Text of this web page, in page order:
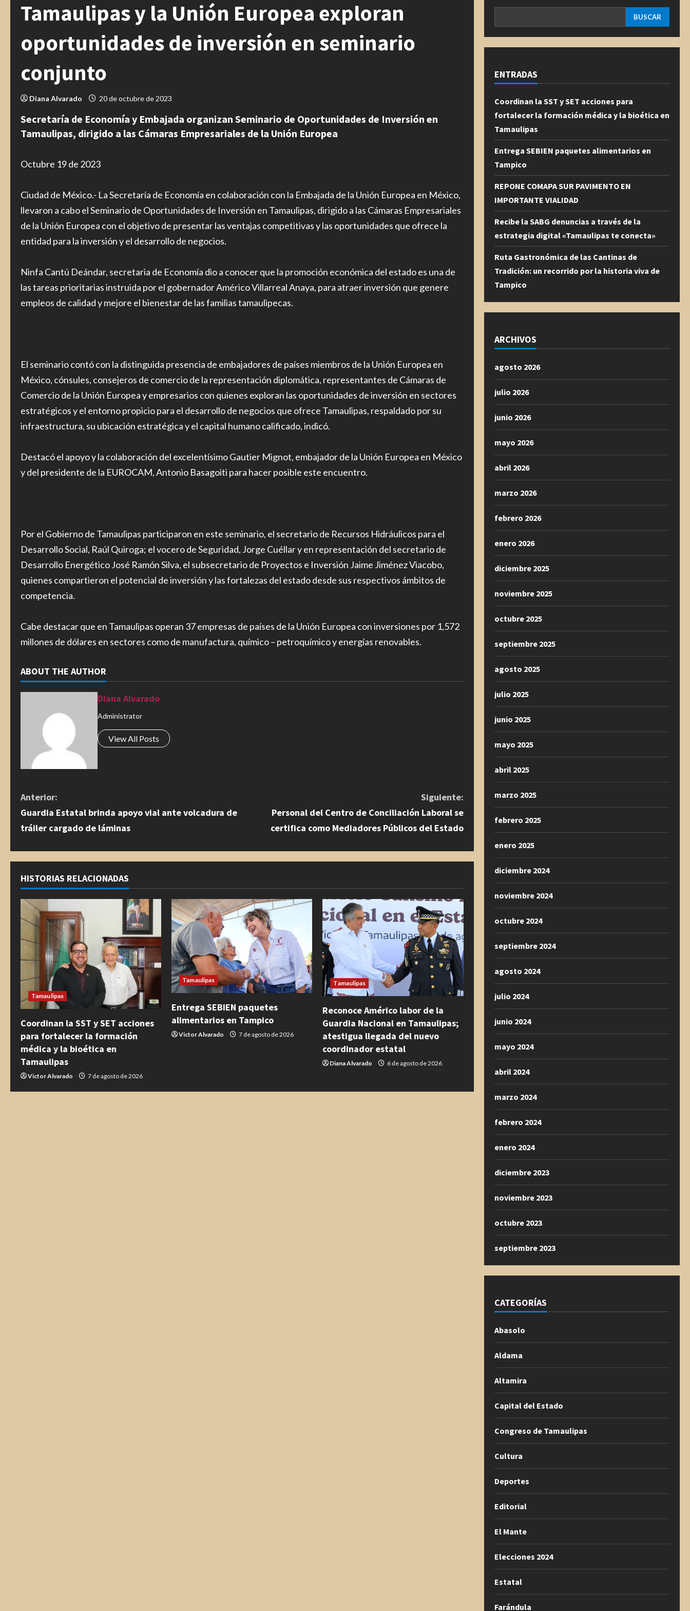
Tamaulipas y la Unión Europea exploran
oportunidades de inversión en seminario
conjunto
Diana Alvarado 20 de octubre de 2023
Secretaría de Economía y Embajada organizan Seminario de Oportunidades de Inversión en
Tamaulipas, dirigido a las Cámaras Empresariales de la Unión Europea
Octubre 19 de 2023
Ciudad de México.- La Secretaría de Economía en colaboración con la Embajada de la Unión Europea en México,
llevaron a cabo el Seminario de Oportunidades de Inversión en Tamaulipas, dirigido a las Cámaras Empresariales
de la Unión Europea con el objetivo de presentar las ventajas competitivas y las oportunidades que ofrece la
entidad para la inversión y el desarrollo de negocios.
Ninfa Cantú Deándar, secretaria de Economía dio a conocer que la promoción económica del estado es una de
las tareas prioritarias instruida por el gobernador Américo Villarreal Anaya, para atraer inversión que genere
empleos de calidad y mejore el bienestar de las familias tamaulipecas.
El seminario contó con la distinguida presencia de embajadores de países miembros de la Unión Europea en
México, cónsules, consejeros de comercio de la representación diplomática, representantes de Cámaras de
Comercio de la Unión Europea y empresarios con quienes exploran las oportunidades de inversión en sectores
estratégicos y el entorno propicio para el desarrollo de negocios que ofrece Tamaulipas, respaldado por su
infraestructura, su ubicación estratégica y el capital humano calificado, indicó.
Destacó el apoyo y la colaboración del excelentísimo Gautier Mignot, embajador de la Unión Europea en México
y del presidente de la EUROCAM, Antonio Basagoiti para hacer posible este encuentro.
Por el Gobierno de Tamaulipas participaron en este seminario, el secretario de Recursos Hidráulicos para el
Desarrollo Social, Raúl Quiroga; el vocero de Seguridad, Jorge Cuéllar y en representación del secretario de
Desarrollo Energético José Ramón Silva, el subsecretario de Proyectos e Inversión Jaime Jiménez Viacobo,
quienes compartieron el potencial de inversión y las fortalezas del estado desde sus respectivos ámbitos de
competencia.
Cabe destacar que en Tamaulipas operan 37 empresas de países de la Unión Europea con inversiones por 1,572
millones de dólares en sectores como de manufactura, químico – petroquímico y energías renovables.
ABOUT THE AUTHOR
Diana Alvarado
Administrator
View All Posts
S
i
u
e
l
e
y
e
n
d
o
Anterior:
Guardia Estatal brinda apoyo vial ante volcadura de
tráiler cargado de láminas
Siguiente:
Personal del Centro de Conciliación Laboral se
certifica como Mediadores Públicos del Estado
HISTORIAS RELACIONADAS
Tamaulipas
Coordinan la SST y SET acciones
para fortalecer la formación
médica y la bioética en
Tamaulipas
Victor Alvarado 7 de agosto de 2026
Tamaulipas
Entrega SEBIEN paquetes
alimentarios en Tampico
Victor Alvarado 7 de agosto de 2026
Tamaulipas
Reconoce Américo labor de la
Guardia Nacional en Tamaulipas;
atestigua llegada del nuevo
coordinador estatal
Diana Alvarado 6 de agosto de 2026
BUSCAR
ENTRADAS
Coordinan la SST y SET acciones para
fortalecer la formación médica y la bioética en
Tamaulipas
Entrega SEBIEN paquetes alimentarios en
Tampico
REPONE COMAPA SUR PAVIMENTO EN
IMPORTANTE VIALIDAD
Recibe la SABG denuncias a través de la
estrategia digital «Tamaulipas te conecta»
Ruta Gastronómica de las Cantinas de
Tradición: un recorrido por la historia viva de
Tampico
ARCHIVOS
agosto 2026
julio 2026
junio 2026
mayo 2026
abril 2026
marzo 2026
febrero 2026
enero 2026
diciembre 2025
noviembre 2025
octubre 2025
septiembre 2025
agosto 2025
julio 2025
junio 2025
mayo 2025
abril 2025
marzo 2025
febrero 2025
enero 2025
diciembre 2024
noviembre 2024
octubre 2024
septiembre 2024
agosto 2024
julio 2024
junio 2024
mayo 2024
abril 2024
marzo 2024
febrero 2024
enero 2024
diciembre 2023
noviembre 2023
octubre 2023
septiembre 2023
CATEGORÍAS
Abasolo
Aldama
Altamira
Capital del Estado
Congreso de Tamaulipas
Cultura
Deportes
Editorial
El Mante
Elecciones 2024
Estatal
Farándula